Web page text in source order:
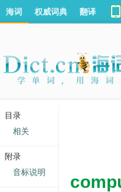
海词 权威词典 翻译
目录
相关
附录
音标说明